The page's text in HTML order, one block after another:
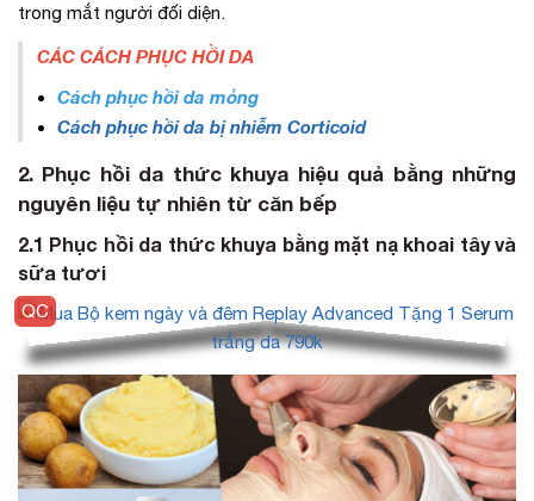
trong mắt người đối diện.
CÁC CÁCH PHỤC HỒI DA
Cách phục hồi da mỏng
Cách phục hồi da bị nhiễm Corticoid
2. Phục hồi da thức khuya hiệu quả bằng những
nguyên liệu tự nhiên từ căn bếp
2.1 Phục hồi da thức khuya bằng mặt nạ khoai tây và
sữa tươi